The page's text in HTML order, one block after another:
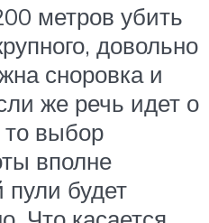
метров убить
довольно
сноровка и
же речь идет о
выбор
вполне
пули будет